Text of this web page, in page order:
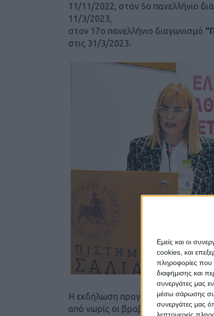
Εμείς και οι
cookies, και
πληροφορίες που
διαφήμισης και
συνεργάτες μας
μέσω σάρωσης
συνεργάτες μας
11/11/2022, στον 5ο πανελλήνιο
11/3/2023,
στον 17ο πανελλήνιο διαγωνισμό
στις 31/3/2023.
Η εκδήλωση πραγματοποιήθηκε
από νωρίς οι βραβευθέντες